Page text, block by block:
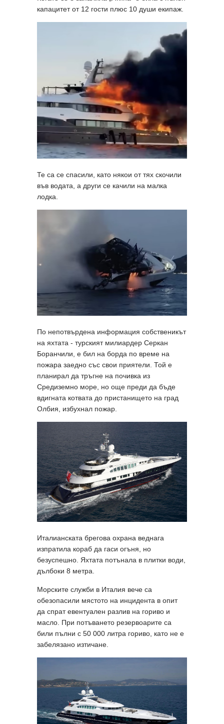
капацитет от 12 гости плюс 10 души екипаж.
Те са се спасили, като някои от тях скочили
във водата, а други се качили на малка
лодка.
По непотвърдена информация собственикът
на яхтата - турският милиардер Серкан
Боранчили, е бил на борда по време на
пожара заедно със свои приятели. Той е
планирал да тръгне на почивка из
Средиземно море, но още преди да бъде
вдигната котвата до пристанището на град
Олбия, избухнал пожар.
Италианската брегова охрана веднага
изпратила кораб да гаси огъня, но
безуспешно. Яхтата потънала в плитки води,
дълбоки 8 метра.
Морските служби в Италия вече са
обезопасили мястото на инцидента в опит
да спрат евентуален разлив на гориво и
масло. При потъването резервоарите са
били пълни с 50 000 литра гориво, като не е
забелязано изтичане.